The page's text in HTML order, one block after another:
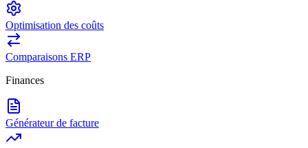
Optimisation des coûts
Comparaisons ERP
Finances
Générateur de facture